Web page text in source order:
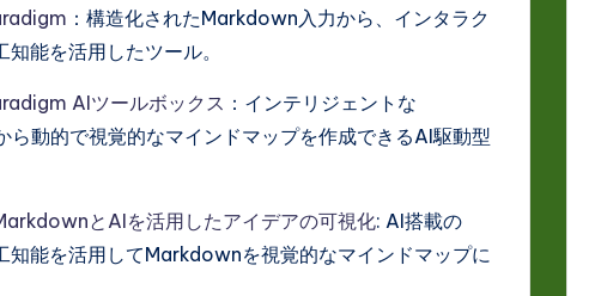
：構造化されたMarkdown入力から、インタラク
能を活用したツール。
AIツールボックス ：インテリジェントな
動的で視覚的なマインドマップを作成できるAI駆動型
とAIを活用したアイデアの可視化: AI搭載の
能を活用してMarkdownを視覚的なマインドマップに